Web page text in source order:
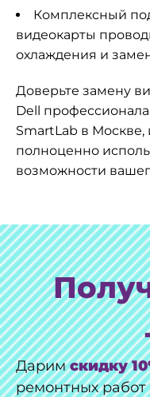
Комплексный
видеокарты
охлаждения и
Доверьте замену
Dell
SmartLab в
полноценно
возможности
Даримскидку
ремонтных работ